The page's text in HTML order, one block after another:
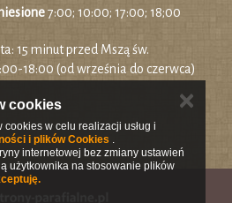
7:00; 10:00; 17:00; 18;00
15 minut przed Mszą św.
18:00 (od września do czerwca)
cookies
cookies w celu realizacji usług i
i plików Cookies .
internetowej bez zmiany ustawień
użytkownika na stosowanie plików
✕